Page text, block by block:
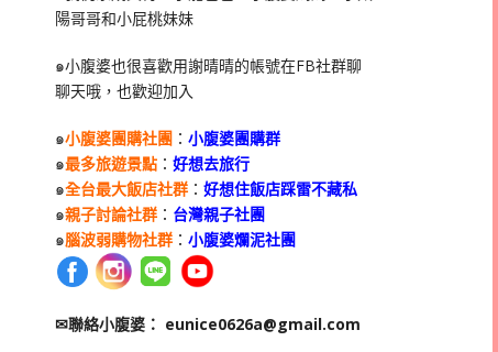
陽哥哥和小屁桃妹妹
๑小腹婆也很喜歡用謝晴晴的帳號在FB社群聊
聊天哦，也歡迎加入
๑小腹婆團購社團 ：小腹婆團購群
๑最多旅遊景點 ：好想去旅行
๑全台最大飯店社群 ：好想住飯店踩雷不藏私
๑親子討論社群 ： 台灣親子社團
๑腦波弱購物社群 ：小腹婆爛泥社團
✉聯絡小腹婆： eunice0626a@gmail.com